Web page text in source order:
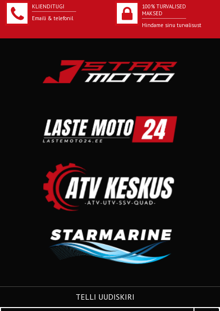
KLIENDITUGI
Emaili & telefonil
100% TURVALISED
MAKSED
Hindame sinu turvalisust
TELLI UUDISKIRI